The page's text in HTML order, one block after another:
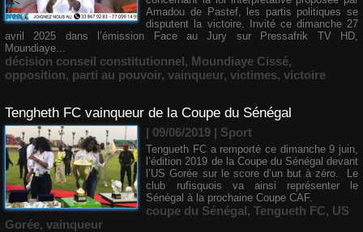
Amadou de Pastef, les partis politiques se
disputent la victoire. Invité ce dimanche 27
avril 2025 dans l’émission Face au Jury sur Pressafrik TV HD,
Moundiaye...
décision conseil constitutionnel, Moundiaye Cissé,
opposition, parti au pouvoir, vainqueur, victimes, victoire
Tengheth FC vainqueur de la Coupe du Sénégal
| 09/06/2019 | Sport
Tengueth FC a remporté ce dimanche 9 juin,
l’édition 2019 de la Coupe du Sénégal devant
l’US Gorée sur le score d’un but à zéro. Le
club rufisquois va ainsi représenter le
Sénégal à la prochaine Coupe CAF.
coupe du Sénégal,Tengueth FC, US
Gorée, vainqueur